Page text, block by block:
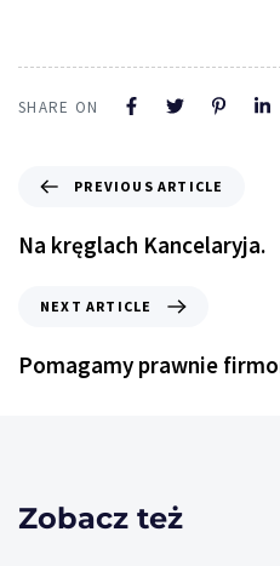
SHARE ON
PREVIOUS ARTICLE
Na kręglach Kancelaryja.
NEXT ARTICLE
Pomagamy prawnie
Zobacz też